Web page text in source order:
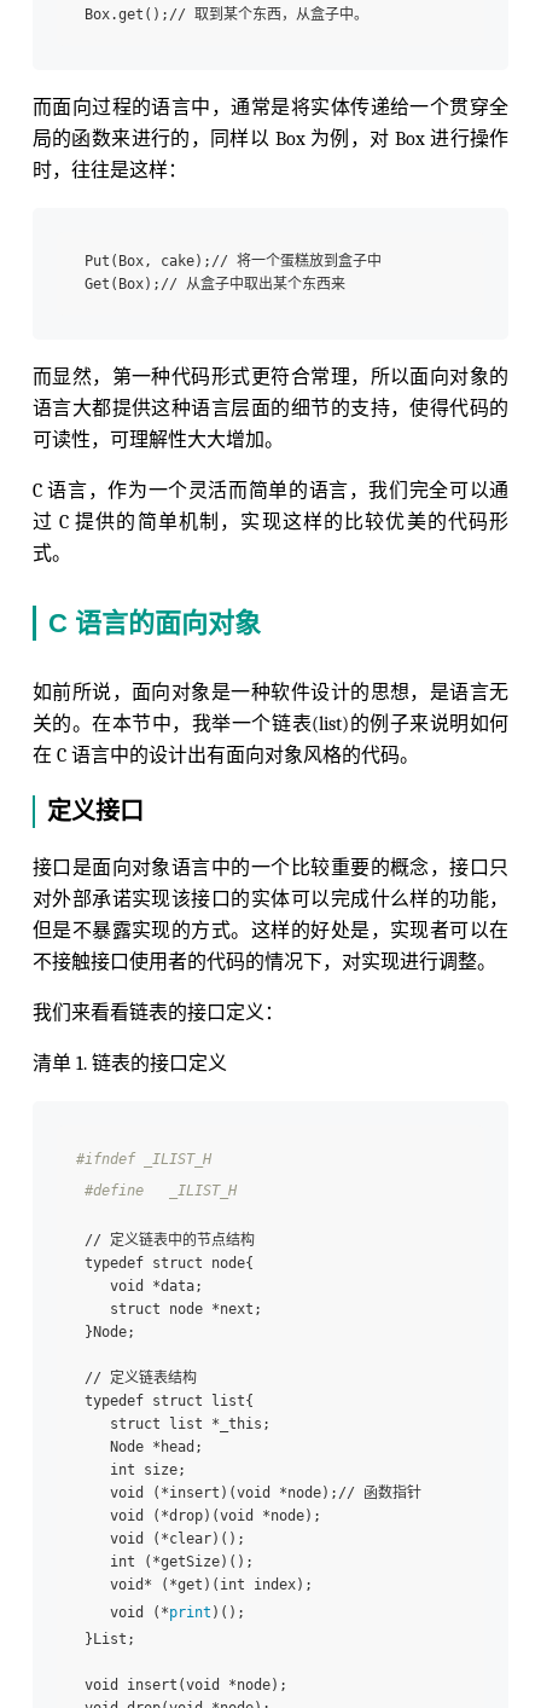
而面向过程的语言中，通常是将实体传递给一个贯穿全
局的函数来进行的，同样以 Box 为例，对 Box 进行操作
时，往往是这样：
Put(Box, cake);// 将一个蛋糕放到盒子中
Get(Box);// 从盒子中取出某个东西来
而显然，第一种代码形式更符合常理，所以面向对象的
语言大都提供这种语言层面的细节的支持，使得代码的
可读性，可理解性大大增加。
C 语言，作为一个灵活而简单的语言，我们完全可以通
过 C 提供的简单机制，实现这样的比较优美的代码形
式。
C 语言的面向对象
如前所说，面向对象是一种软件设计的思想，是语言无
关的。在本节中，我举一个链表(list)的例子来说明如何
在 C 语言中的设计出有面向对象风格的代码。
定义接口
接口是面向对象语言中的一个比较重要的概念，接口只
对外部承诺实现该接口的实体可以完成什么样的功能，
但是不暴露实现的方式。这样的好处是，实现者可以在
不接触接口使用者的代码的情况下，对实现进行调整。
我们来看看链表的接口定义：
清单 1. 链表的接口定义
#ifndef _ILIST_H
#define   _ILIST_H
// 定义链表中的节点结构
typedef struct node{
void *data;
struct node *next;
}Node;
// 定义链表结构
typedef struct list{
struct list *_this;
Node *head;
int size;
void (*insert)(void *node);// 函数指针
void (*drop)(void *node);
void (*clear)();
int (*getSize)();
void* (*get)(int index);
void (*print )();
}List;
void insert(void *node);